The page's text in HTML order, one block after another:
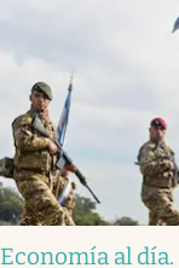
Economía al día.